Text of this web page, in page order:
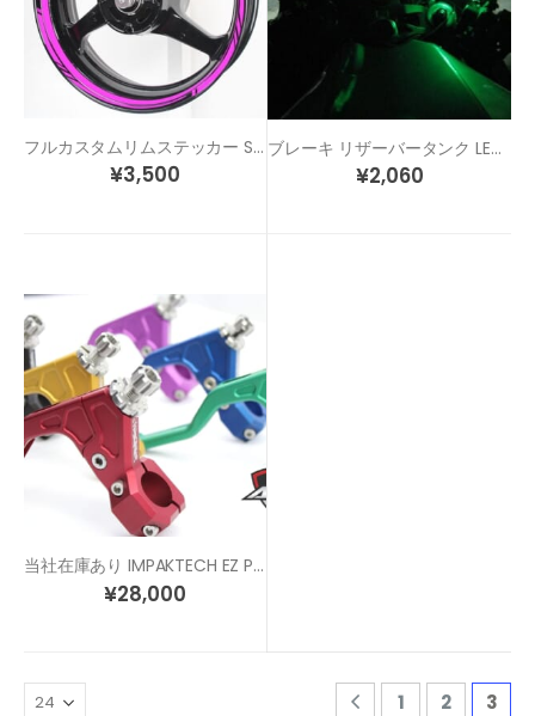
フルカスタムリムステッカー STD6-F
¥3,500
ブレーキ リザーバータンク LED ライトアップキット
¥2,060
当社在庫あり IMPAKTECH EZ PULL クラッチレバー
¥28,000
1 2 3